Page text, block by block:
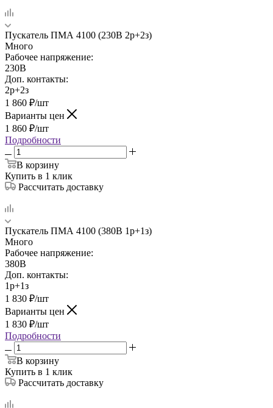
Пускатель ПМА 4100 (230В 2р+2з)
Много
Рабочее напряжение:
230В
Доп. контакты:
2р+2з
1 860 ₽/шт
Варианты цен
1 860 ₽/шт
Подробности
В корзину
Купить в 1 клик
Рассчитать доставку
Пускатель ПМА 4100 (380В 1р+1з)
Много
Рабочее напряжение:
380В
Доп. контакты:
1р+1з
1 830 ₽/шт
Варианты цен
1 830 ₽/шт
Подробности
В корзину
Купить в 1 клик
Рассчитать доставку